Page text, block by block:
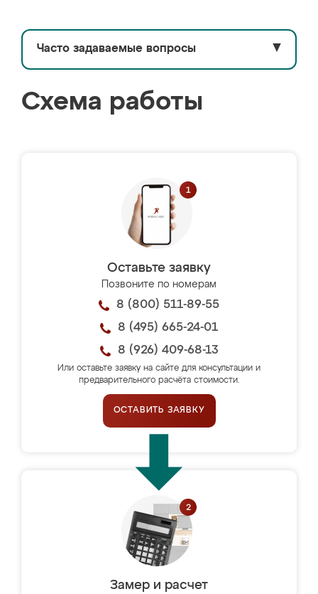
Часто задаваемые вопросы ▼
Схема работы
Оставьте заявку
Позвоните по номерам
8 (800) 511-89-55
8 (495) 665-24-01
8 (926) 409-68-13
Или оставьте заявку на сайте для консультации и
предварительного расчёта стоимости.
ОСТАВИТЬ ЗАЯВКУ
Замер и расчет